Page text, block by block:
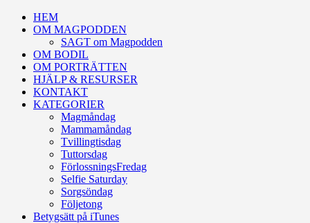
HEM
OM MAGPODDEN
SAGT om Magpodden
OM BODIL
OM PORTRÄTTEN
HJÄLP & RESURSER
KONTAKT
KATEGORIER
Magmåndag
Mammamåndag
Tvillingtisdag
Tuttorsdag
FörlossningsFredag
Selfie Saturday
Sorgsöndag
Följetong
Betygsätt på iTunes